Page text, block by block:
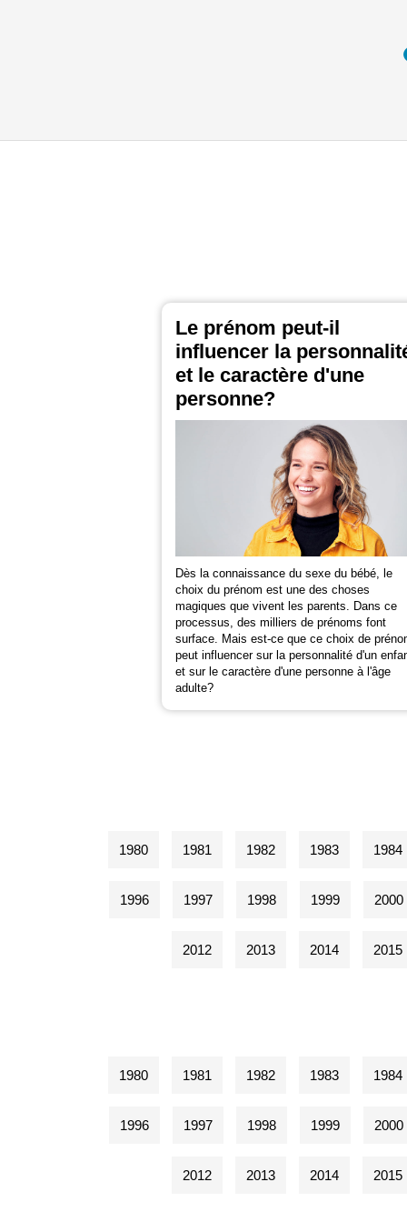
Le prénom peut-il
influencer la
et le caractère d'une
personne?
Dès la connaissance du sexe du bébé, le
choix du prénom est une des choses
magiques que vivent les parents. Dans ce
processus, des milliers de prénoms font
surface. Mais est-ce que ce choix de
peut influencer sur la personnalité d'un
et sur le caractère d'une personne à l'âge
adulte?
1980 1981 1982 1983 1984
1996 1997 1998 1999 2000
2012 2013 2014 2015
1980 1981 1982 1983 1984
1996 1997 1998 1999 2000
2012 2013 2014 2015